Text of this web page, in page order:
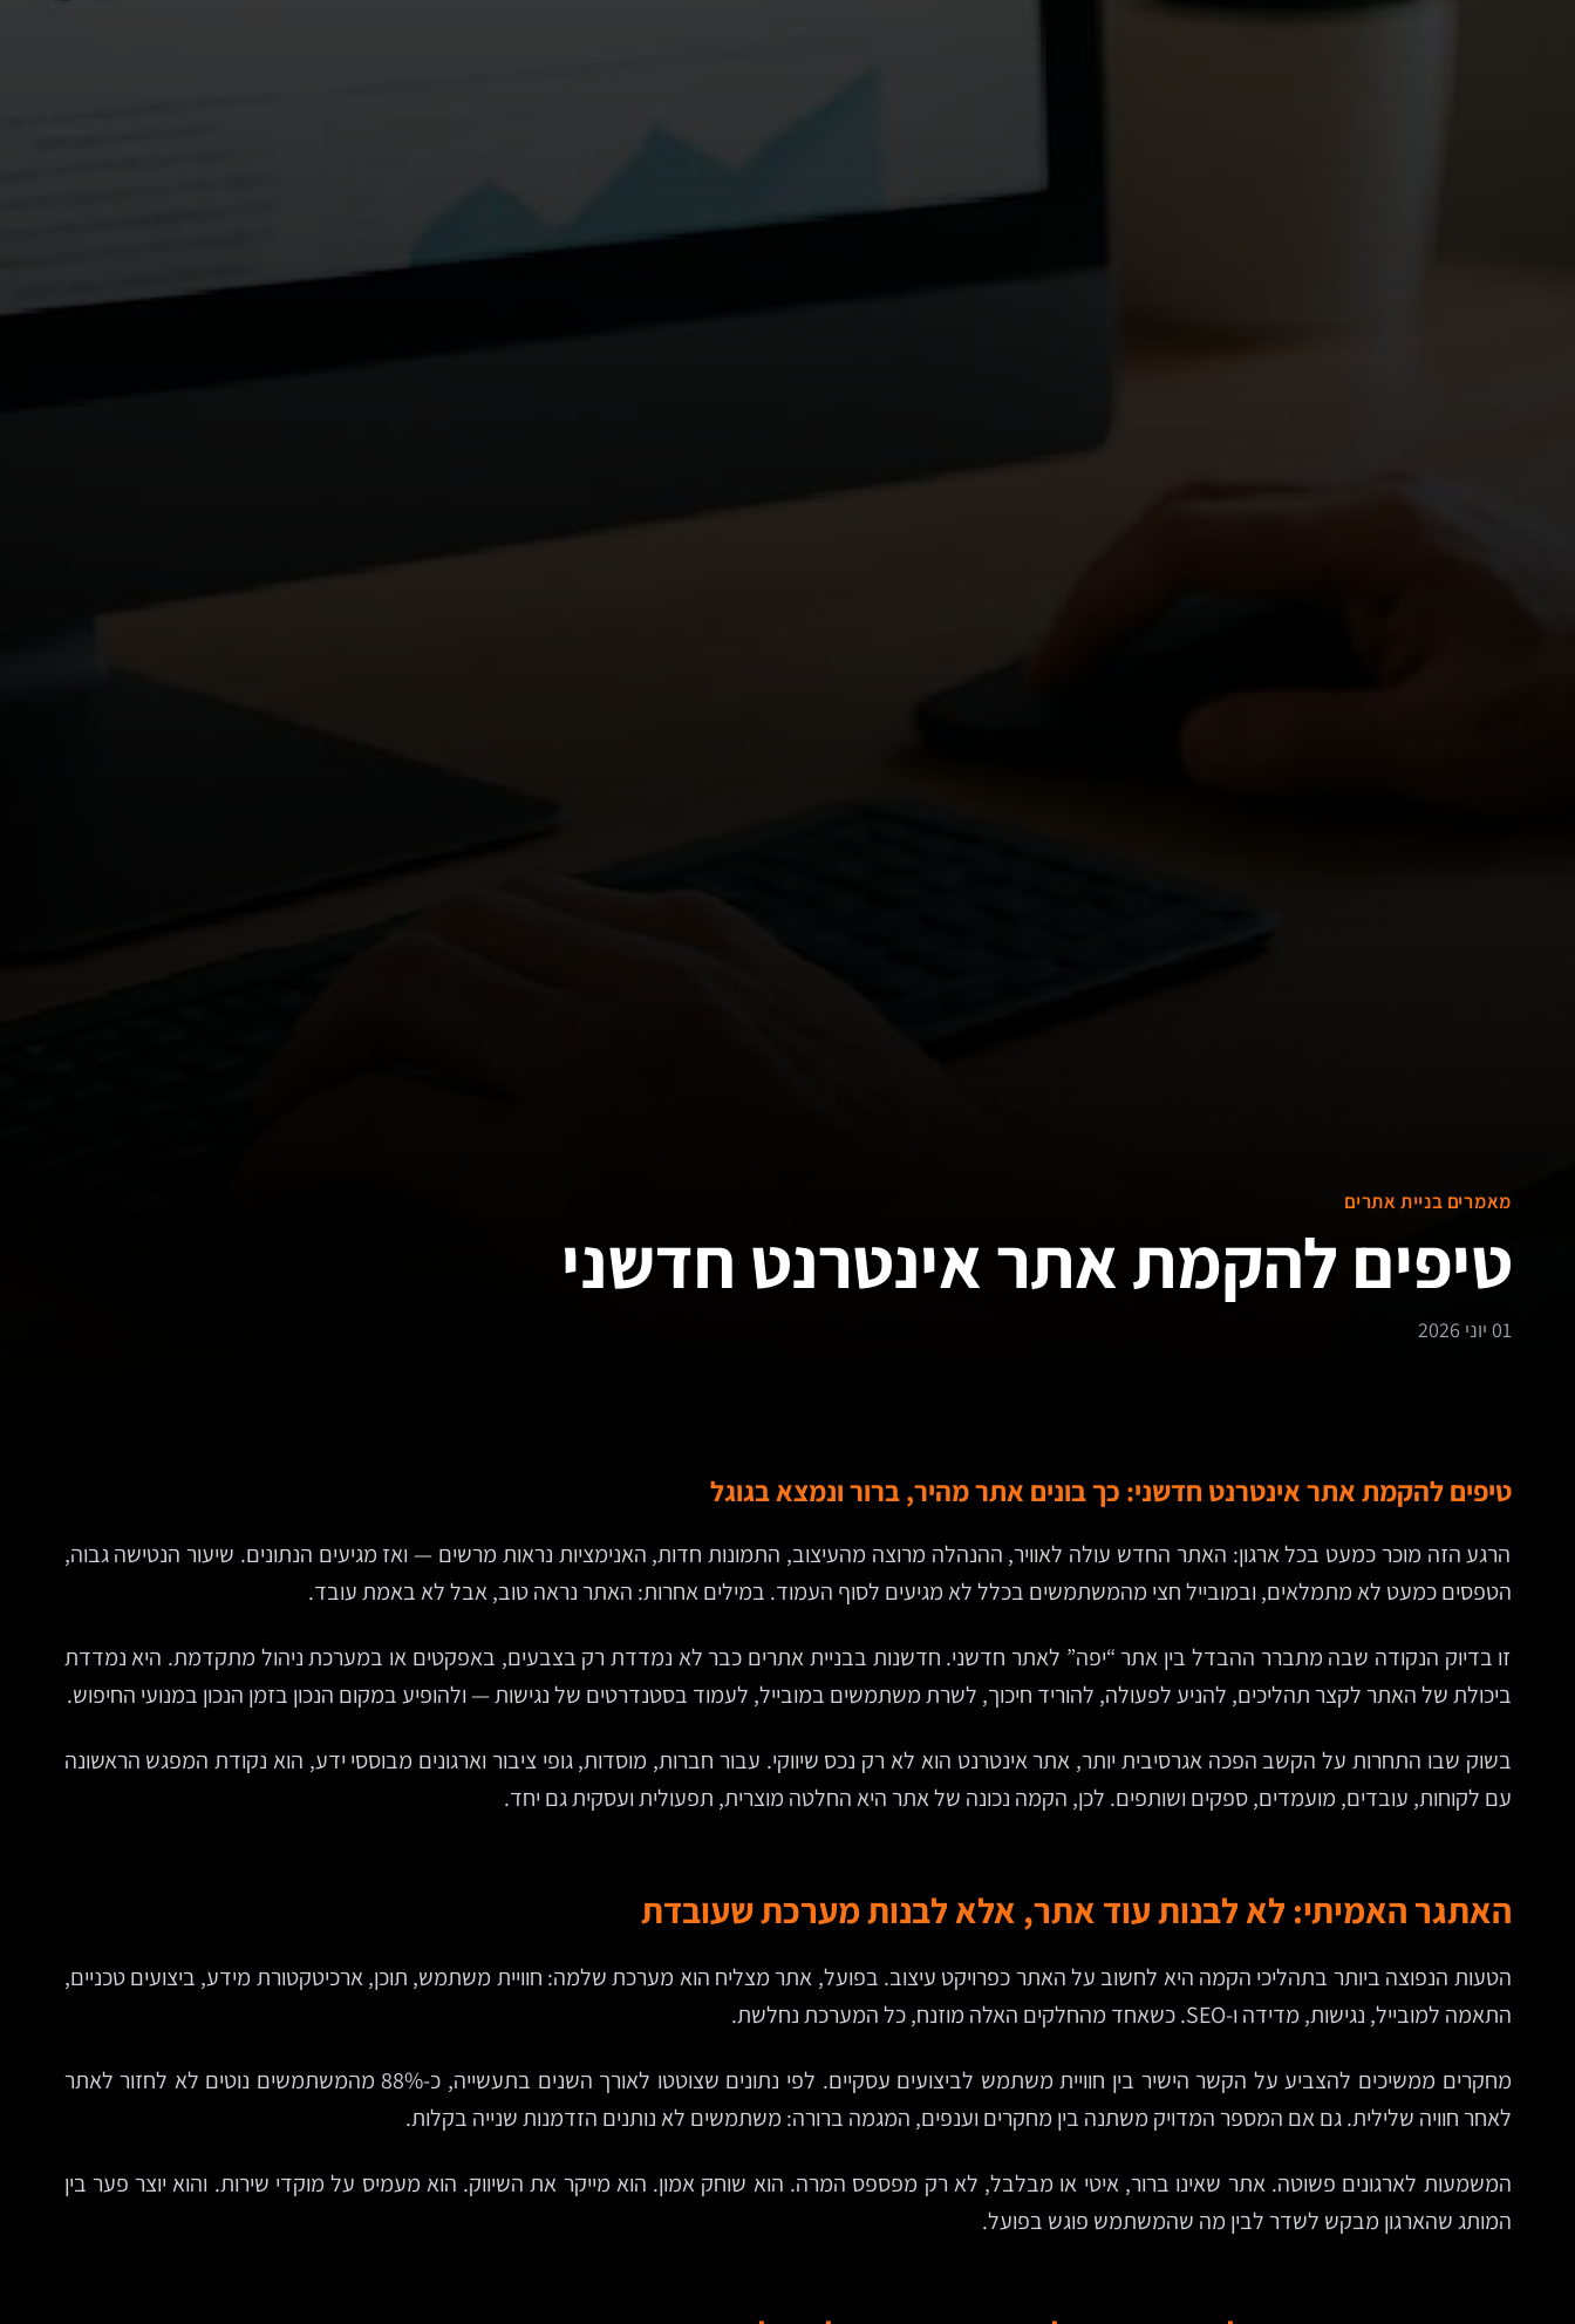
מאמרים בניית אתרים
טיפים להקמת אתר אינטרנט חדשני
01 יוני 2026
טיפים להקמת אתר אינטרנט חדשני: כך בונים אתר מהיר, ברור ונמצא בגוגל
הרגע הזה מוכר כמעט בכל ארגון: האתר החדש עולה לאוויר, ההנהלה מרוצה מהעיצוב, התמונות חדות, האנימציות נראות מרשים — ואז מגיעים הנתונים. שיעור הנטישה גבוה,
הטפסים כמעט לא מתמלאים, ובמובייל חצי מהמשתמשים בכלל לא מגיעים לסוף העמוד. במילים אחרות: האתר נראה טוב, אבל לא באמת עובד.
זו בדיוק הנקודה שבה מתברר ההבדל בין אתר “יפה” לאתר חדשני. חדשנות בבניית אתרים כבר לא נמדדת רק בצבעים, באפקטים או במערכת ניהול מתקדמת. היא נמדדת
ביכולת של האתר לקצר תהליכים, להניע לפעולה, להוריד חיכוך, לשרת משתמשים במובייל, לעמוד בסטנדרטים של נגישות — ולהופיע במקום הנכון בזמן הנכון במנועי החיפוש.
בשוק שבו התחרות על הקשב הפכה אגרסיבית יותר, אתר אינטרנט הוא לא רק נכס שיווקי. עבור חברות, מוסדות, גופי ציבור וארגונים מבוססי ידע, הוא נקודת המפגש הראשונה
עם לקוחות, עובדים, מועמדים, ספקים ושותפים. לכן, הקמה נכונה של אתר היא החלטה מוצרית, תפעולית ועסקית גם יחד.
האתגר האמיתי: לא לבנות עוד אתר, אלא לבנות מערכת שעובדת
הטעות הנפוצה ביותר בתהליכי הקמה היא לחשוב על האתר כפרויקט עיצוב. בפועל, אתר מצליח הוא מערכת שלמה: חוויית משתמש, תוכן, ארכיטקטורת מידע, ביצועים טכניים,
התאמה למובייל, נגישות, מדידה ו-SEO. כשאחד מהחלקים האלה מוזנח, כל המערכת נחלשת.
מחקרים ממשיכים להצביע על הקשר הישיר בין חוויית משתמש לביצועים עסקיים. לפי נתונים שצוטטו לאורך השנים בתעשייה, כ-88% מהמשתמשים נוטים לא לחזור לאתר
לאחר חוויה שלילית. גם אם המספר המדויק משתנה בין מחקרים וענפים, המגמה ברורה: משתמשים לא נותנים הזדמנות שנייה בקלות.
המשמעות לארגונים פשוטה. אתר שאינו ברור, איטי או מבלבל, לא רק מפספס המרה. הוא שוחק אמון. הוא מייקר את השיווק. הוא מעמיס על מוקדי שירות. והוא יוצר פער בין
המותג שהארגון מבקש לשדר לבין מה שהמשתמש פוגש בפועל.